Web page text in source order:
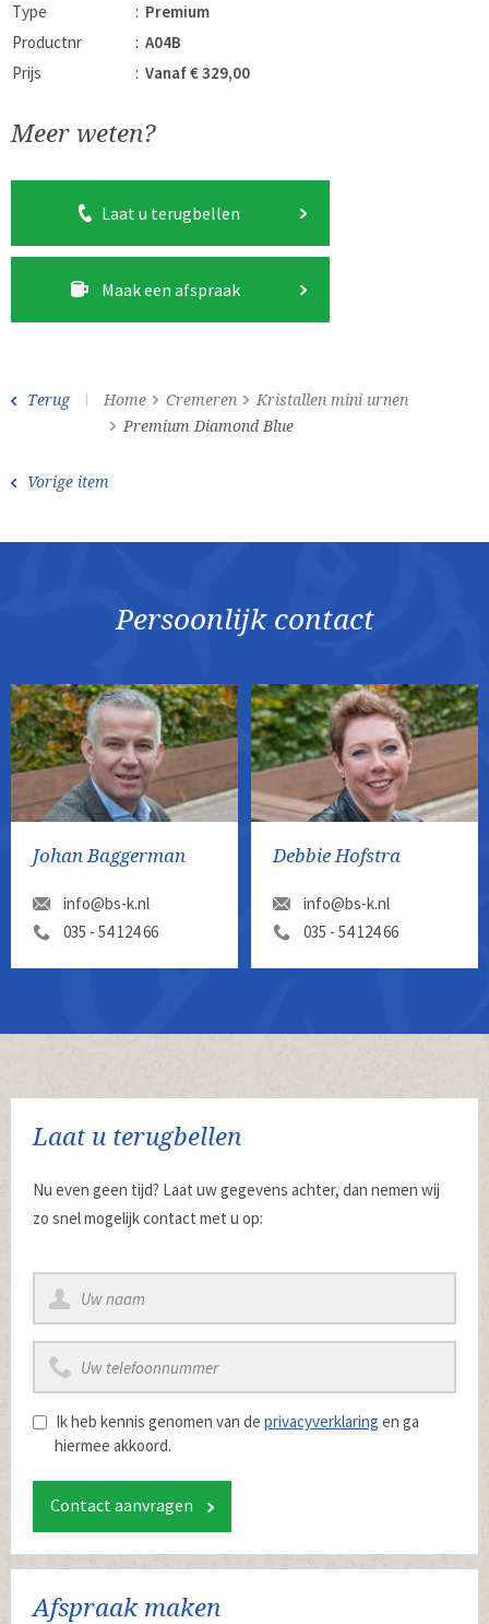
Type
: Premium
Productnr
: A04B
Prijs
: Vanaf € 329,00
Meer weten?
Laat u terugbellen
Maak een afspraak
Terug Home Cremeren
Kristallen mini urnen
Premium Diamond Blue
Vorige item
Persoonlijk contact
Johan Baggerman
info@bs-k.nl
035 - 54 124 66
Debbie Hofstra
info@bs-k.nl
035 - 54 124 66
Laat u terugbellen
Nu even geen tijd? Laat uw gegevens achter, dan nemen wij
zo snel mogelijk contact met u op:
Ik heb kennis genomen van de privacyverklaring en ga
hiermee akkoord.
Contact aanvragen
Afspraak maken